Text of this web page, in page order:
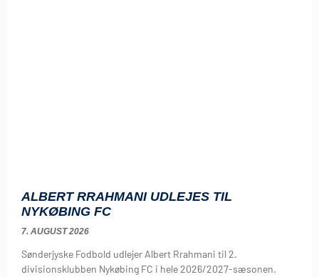
ALBERT RRAHMANI UDLEJES TIL
NYKØBING FC
7. AUGUST 2026
Sønderjyske Fodbold udlejer Albert Rrahmani til 2.
divisionsklubben Nykøbing FC i hele 2026/2027-sæsonen.